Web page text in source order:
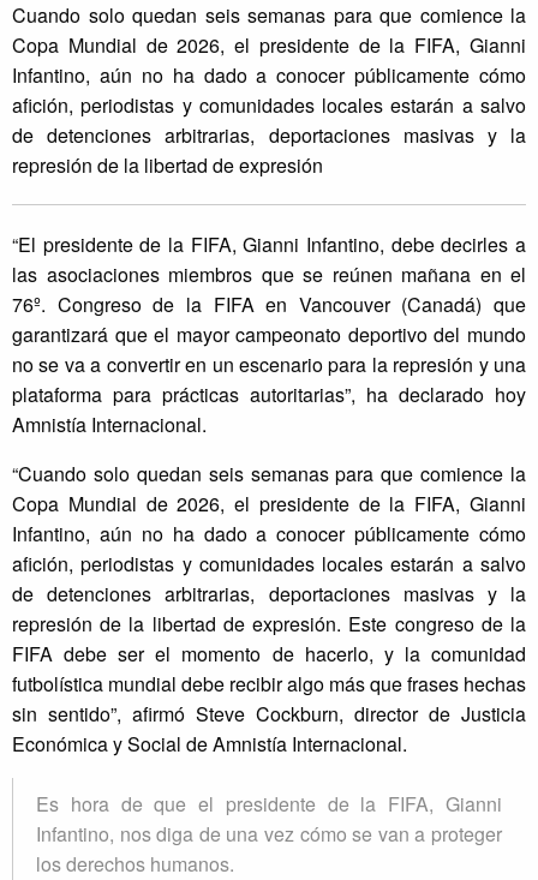
Cuando solo quedan seis semanas para que comience la
Copa Mundial de 2026, el presidente de la FIFA, Gianni
Infantino, aún no ha dado a conocer públicamente cómo
afición, periodistas y comunidades locales estarán a salvo
de detenciones arbitrarias, deportaciones masivas y la
represión de la libertad de expresión
“El presidente de la FIFA, Gianni Infantino, debe decirles a
las asociaciones miembros que se reúnen mañana en el
76º. Congreso de la FIFA en Vancouver (Canadá) que
garantizará que el mayor campeonato deportivo del mundo
no se va a convertir en un escenario para la represión y una
plataforma para prácticas autoritarias”, ha declarado hoy
Amnistía Internacional.
“Cuando solo quedan seis semanas para que comience la
Copa Mundial de 2026, el presidente de la FIFA, Gianni
Infantino, aún no ha dado a conocer públicamente cómo
afición, periodistas y comunidades locales estarán a salvo
de detenciones arbitrarias, deportaciones masivas y la
represión de la libertad de expresión. Este congreso de la
FIFA debe ser el momento de hacerlo, y la comunidad
futbolística mundial debe recibir algo más que frases hechas
sin sentido”, afirmó Steve Cockburn, director de Justicia
Económica y Social de Amnistía Internacional.
Es hora de que el presidente de la FIFA, Gianni
Infantino, nos diga de una vez cómo se van a proteger
los derechos humanos.